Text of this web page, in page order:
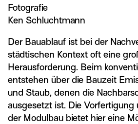
Fotografie
Ken Schluchtmann
Der Bauablauf ist bei der
städtischen Kontext oft eine
Herausforderung. Beim
entstehen über die Bauzeit
und Staub, denen die
ausgesetzt ist. Die Vorfertigung
der Modulbau bietet hier eine